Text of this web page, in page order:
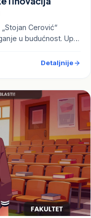
Cerović“
u budućnost. Up…
Detaljnije